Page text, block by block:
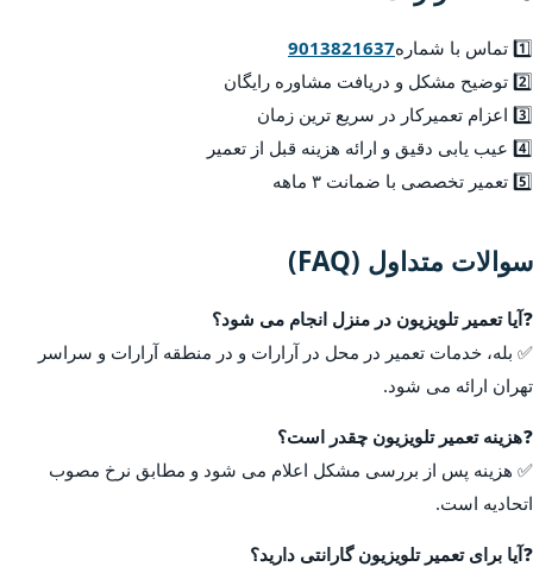
1️⃣ تماس با شماره
9013821637
2️⃣ توضیح مشکل و دریافت مشاوره رایگان
3️⃣ اعزام تعمیرکار در سریع ترین زمان
4️⃣ عیب یابی دقیق و ارائه هزینه قبل از تعمیر
5️⃣ تعمیر تخصصی با ضمانت ۳ ماهه
سوالات متداول (FAQ)
❓آیا تعمیر تلویزیون در منزل انجام می شود؟
✅ بله، خدمات تعمیر در محل در آرارات و در منطقه آرارات و سراسر
تهران ارائه می شود.
❓هزینه تعمیر تلویزیون چقدر است؟
✅ هزینه پس از بررسی مشکل اعلام می شود و مطابق نرخ مصوب
اتحادیه است.
❓آیا برای تعمیر تلویزیون گارانتی دارید؟